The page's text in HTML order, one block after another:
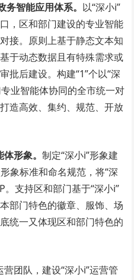
智能应用体系。 以“深小i”
，区和部门建设的专业智能
接。原则上基于静态文本知
于动态数据且有特殊需求或
批后建设。构建“1”个以“深
业智能体协同的全市统一对
造高效、集约、规范、开放
体形象。制定“深小i”形象建
象标准和命名规范，将“深
支持区和部门基于“深小i”
部门特色的徽章、服饰、场
统一又体现区和部门特色的
营团队，建设“深小i”运营管